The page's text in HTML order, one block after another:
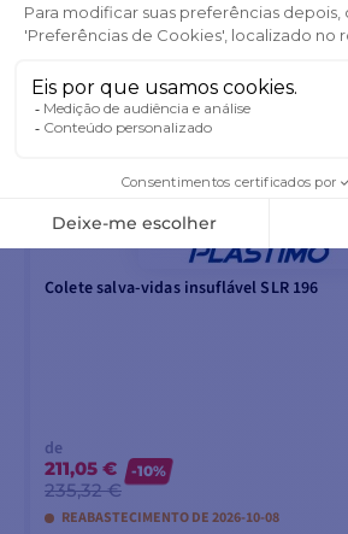
Colete salva-vidas insuflável SLR 196
de
211,05 €
235,32 €
-10%
REABASTECIMENTO DE 2026-10-08